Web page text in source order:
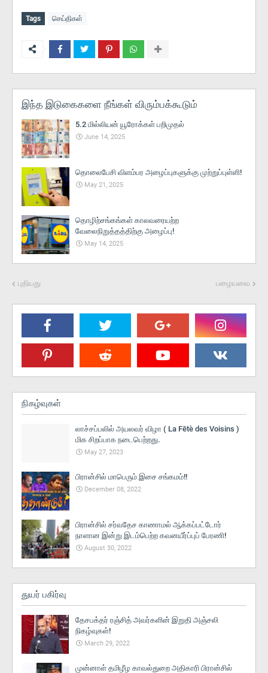
Tags செய்திகள்
இந்த இடுகைகளை நீங்கள் விரும்பக்கூடும்
5.2 மில்லியன் யூரோக்கள் பறிமுதல்
June 14, 2025
தொலைபேசி விளம்பர அழைப்புகளுக்கு முற்றுப்புள்ளி!
May 21, 2025
தொழிற்சங்கங்கள் காலவரையற்ற
வேலைநிறுத்தத்திற்கு அழைப்பு!
May 14, 2025
புதியது பழையவை
நிகழ்வுகள்
லாச்சப்பலில் அயலவர் விழா ( La Fētè des Voisins )
மிக சிறப்பாக நடைபெற்றது.
May 27, 2023
பிரான்சில் மாபெரும் இசை சங்கமம்!!
December 08, 2022
பிரான்சில் சர்வதேச காணாமல் ஆக்கப்பட்டோர்
நாளான இன்று இடம்பெற்ற கவனயீர்ப்புப் பேரணி!
August 30, 2022
துயர் பகிர்வு
தேசபக்தர் ரஞ்சித் அவர்களின் இறுதி அஞ்சலி
நிகழ்வுகள்!
March 29, 2022
முன்னாள் தமிழீழ காவல்துறை அதிகாரி பிரான்சில்